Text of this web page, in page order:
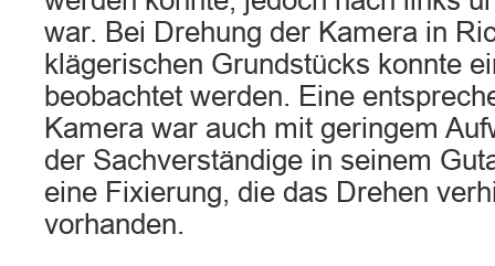
war. Bei Drehung der Kamera in
klägerischen Grundstücks konnte
beobachtet werden. Eine
Kamera war auch mit geringem
der Sachverständige in seinem
eine Fixierung, die das Drehen
vorhanden.